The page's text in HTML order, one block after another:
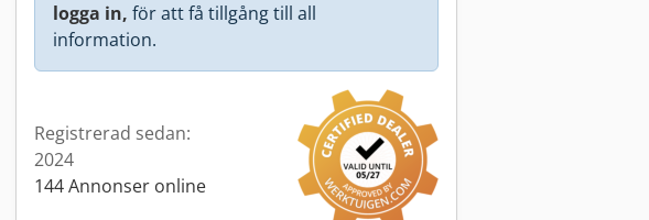
logga in, för att få tillgång till all
information.
Registrerad sedan:
2024
144 Annonser online